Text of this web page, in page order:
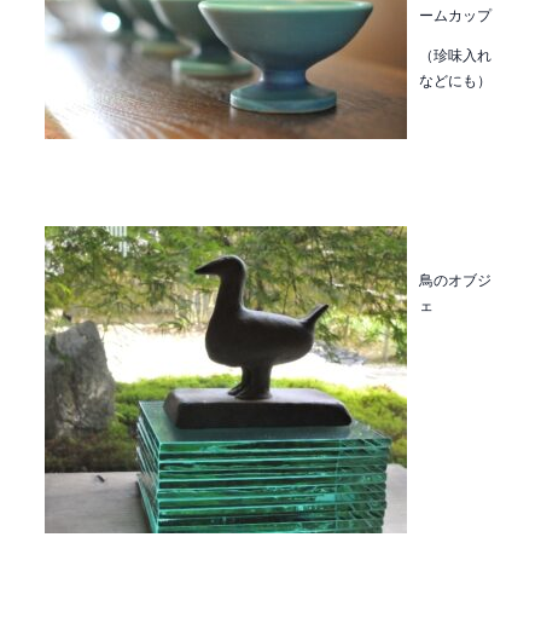
ームカップ
（珍味入れ
などにも）
鳥のオブジ
ェ